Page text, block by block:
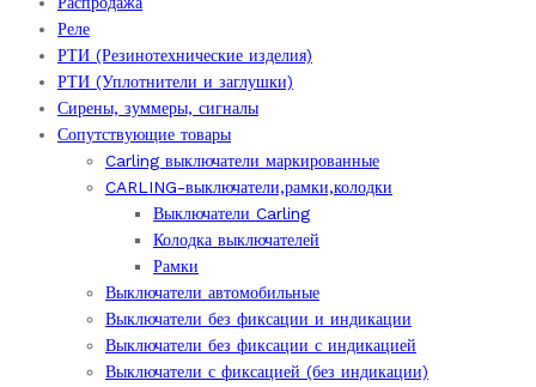
Реле
РТИ (Резинотехнические изделия)
РТИ (Уплотнители и заглушки)
Сирены, зуммеры, сигналы
Сопутствующие товары
Carling выключатели маркированные
CARLING-выключатели,рамки,колодки
Выключатели Carling
Колодка выключателей
Рамки
Выключатели автомобильные
Выключатели без фиксации и индикации
Выключатели без фиксации с индикацией
Выключатели с фиксацией (без индикации)